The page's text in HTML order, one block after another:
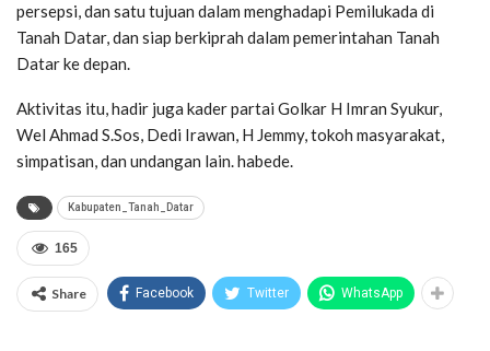
persepsi, dan satu tujuan dalam menghadapi Pemilukada di
Tanah Datar, dan siap berkiprah dalam pemerintahan Tanah
Datar ke depan.
Aktivitas itu, hadir juga kader partai Golkar H Imran Syukur,
Wel Ahmad S.Sos, Dedi Irawan, H Jemmy, tokoh masyarakat,
simpatisan, dan undangan lain. habede.
Kabupaten_Tanah_Datar
165
Share Facebook Twitter WhatsApp